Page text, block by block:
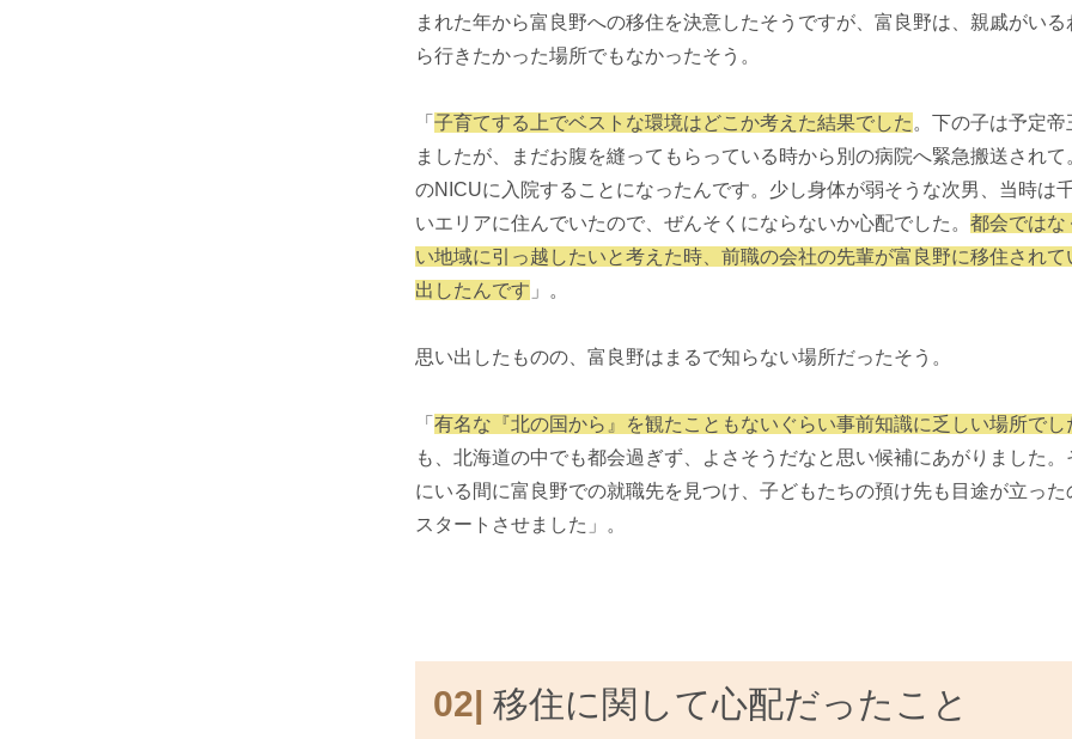
まれた年から富良野への移住を決意したそうですが、富良野は、親戚がい
ら行きたかった場所でもなかったそう。
「 子育てする上でベストな環境はどこか考えた結果でした 。下の子は予定
ましたが、まだお腹を縫ってもらっている時から別の病院へ緊急搬送され
のNICUに入院することになったんです。少し身体が弱そうな次男、当時は
いエリアに住んでいたので、ぜんそくにならないか心配でした。 都会ではな
い地域に引っ越したいと考えた時、前職の会社の先輩が富良野に移住されて
出したんです 」。
思い出したものの、富良野はまるで知らない場所だったそう。
「 有名な『北の国から』を観たこともないぐらい事前知識に乏しい場所でし
も、北海道の中でも都会過ぎず、よさそうだなと思い候補にあがりました
にいる間に富良野での就職先を見つけ、子どもたちの預け先も目途が立った
スタートさせました」。
02| 移住に関して心配だったこと